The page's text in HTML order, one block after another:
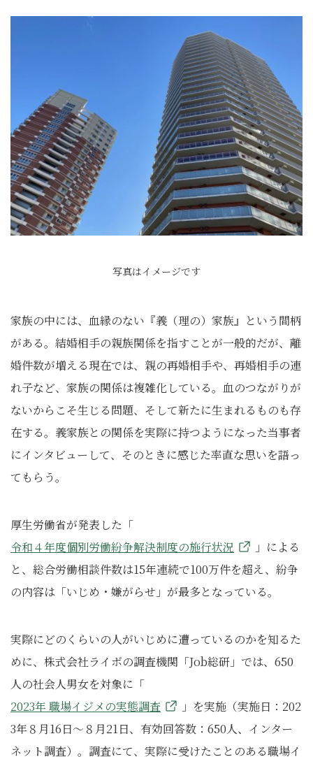
写真はイメージです
家族の中には、血縁のない『義（理の）家族』という間柄
がある。結婚相手の親族関係を指すことが一般的だが、離
婚件数が増える現在では、親の再婚相手や、再婚相手の連
れ子など、家族の関係は複雑化している。血のつながりが
ないからこそ生じる問題、そして新たに生まれるものも存
在する。義家族との関係を実際に持つようになった当事者
にインタビューして、そのときに感じた率直な思いを語っ
てもらう。
厚生労働省が発表した「
令和４年度個別労働紛争解決制度の施行状況
」による
と、総合労働相談件数は15年連続で100万件を超え、紛争
の内容は「いじめ・嫌がらせ」が最多となっている。
実際にどのくらいの人がいじめに遭っているのかを知るた
めに、株式会社ライボの調査機関「Job総研」では、650
人の社会人男女を対象に「
2023年 職場イジメの実態調査
」を実施（実施日：202
3年８月16日～８月21日、有効回答数：650人、インター
ネット調査）。調査にて、実際に受けたことのある職場イ